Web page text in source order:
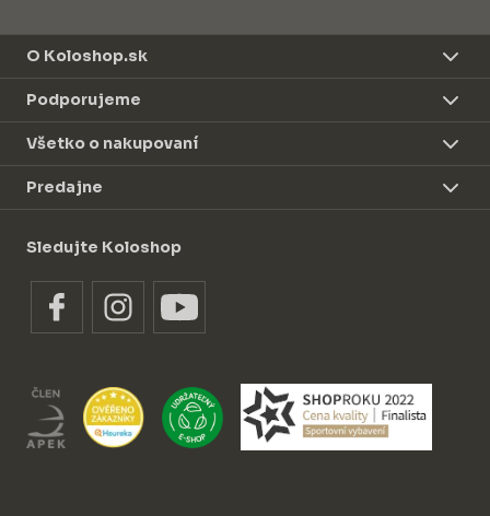
O Koloshop.sk
Podporujeme
Všetko o nakupovaní
Predajne
Sledujte Koloshop